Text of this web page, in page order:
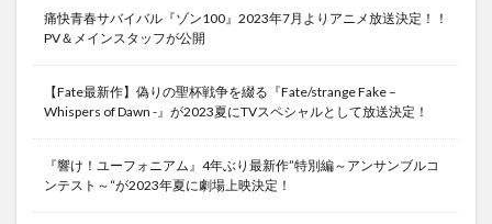
痛快青春サバイバル『ゾン100』2023年7月よりアニメ放送決定！！
PV＆メインスタッフが公開
【Fate最新作】偽りの聖杯戦争を綴る『Fate/strange Fake –
Whispers of Dawn -』が2023夏にTVスペシャルとして放送決定！
『響け！ユーフォニアム』4年ぶり最新作”特別編～アンサンブルコ
ンテスト～“が2023年夏に劇場上映決定！